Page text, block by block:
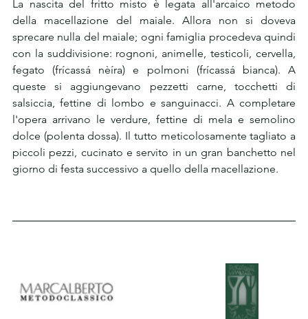
La nascita del fritto misto è legata all'arcaico metodo
della macellazione del maiale. Allora non si doveva
sprecare nulla del maiale; ogni famiglia procedeva quindi
con la suddivisione: rognoni, animelle, testicoli, cervella,
fegato (frícassá nèíra) e polmoni (frícassá bianca). A
queste si aggiungevano pezzetti carne, tocchetti di
salsiccia, fettine di lombo e sanguinacci. A completare
l'opera arrivano le verdure, fettine di mela e semolino
dolce (polenta dossa). Il tutto meticolosamente tagliato a
piccoli pezzi, cucinato e servito in un gran banchetto nel
giorno di festa successivo a quello della macellazione.